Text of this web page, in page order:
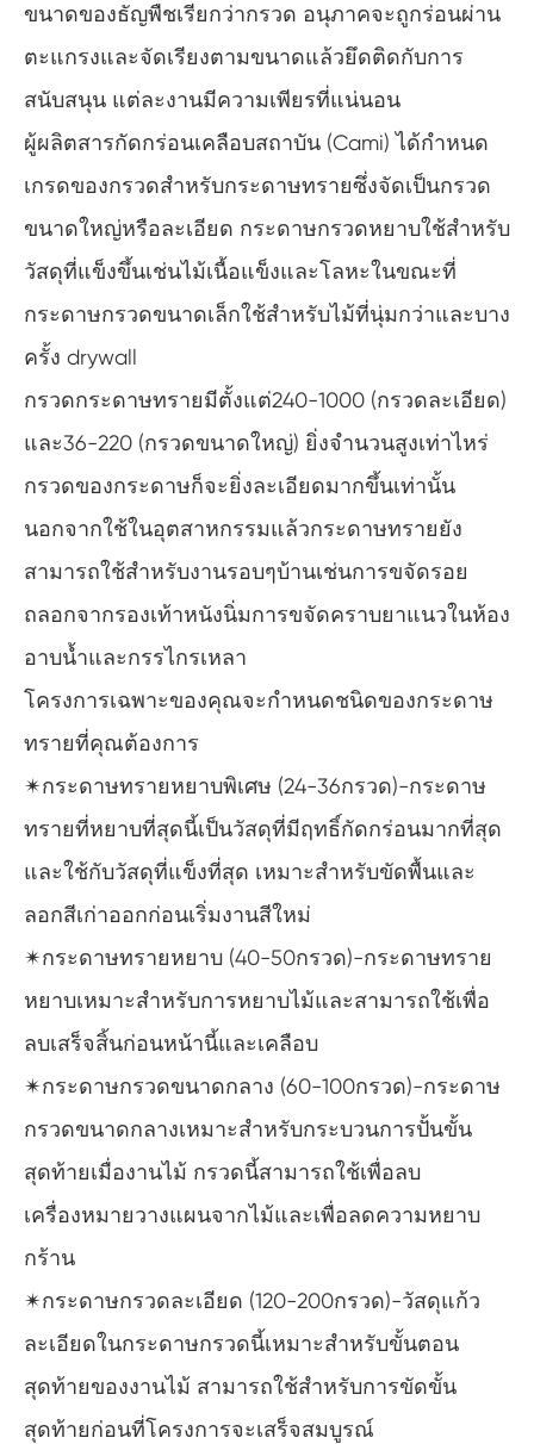
ขนาดของธัญพืชเรียกว่ากรวด อนุภาคจะถูกร่อนผ่าน
ตะแกรงและจัดเรียงตามขนาดแล้วยึดติดกับการ
สนับสนุน แต่ละงานมีความเพียรที่แน่นอน
ผู้ผลิตสารกัดกร่อนเคลือบสถาบัน (Cami) ได้กำหนด
เกรดของกรวดสำหรับกระดาษทรายซึ่งจัดเป็นกรวด
ขนาดใหญ่หรือละเอียด กระดาษกรวดหยาบใช้สำหรับ
วัสดุที่แข็งขึ้นเช่นไม้เนื้อแข็งและโลหะในขณะที่
กระดาษกรวดขนาดเล็กใช้สำหรับไม้ที่นุ่มกว่าและบาง
ครั้ง drywall
กรวดกระดาษทรายมีตั้งแต่240-1000 (กรวดละเอียด)
และ36-220 (กรวดขนาดใหญ่) ยิ่งจำนวนสูงเท่าไหร่
กรวดของกระดาษก็จะยิ่งละเอียดมากขึ้นเท่านั้น
นอกจากใช้ในอุตสาหกรรมแล้วกระดาษทรายยัง
สามารถใช้สำหรับงานรอบๆบ้านเช่นการขจัดรอย
ถลอกจากรองเท้าหนังนิ่มการขจัดคราบยาแนวในห้อง
อาบน้ำและกรรไกรเหลา
โครงการเฉพาะของคุณจะกำหนดชนิดของกระดาษ
ทรายที่คุณต้องการ
✴กระดาษทรายหยาบพิเศษ (24-36กรวด)-กระดาษ
ทรายที่หยาบที่สุดนี้เป็นวัสดุที่มีฤทธิ์กัดกร่อนมากที่สุด
และใช้กับวัสดุที่แข็งที่สุด เหมาะสำหรับขัดพื้นและ
ลอกสีเก่าออกก่อนเริ่มงานสีใหม่
✴กระดาษทรายหยาบ (40-50กรวด)-กระดาษทราย
หยาบเหมาะสำหรับการหยาบไม้และสามารถใช้เพื่อ
ลบเสร็จสิ้นก่อนหน้านี้และเคลือบ
✴กระดาษกรวดขนาดกลาง (60-100กรวด)-กระดาษ
กรวดขนาดกลางเหมาะสำหรับกระบวนการปั้นขั้น
สุดท้ายเมื่องานไม้ กรวดนี้สามารถใช้เพื่อลบ
เครื่องหมายวางแผนจากไม้และเพื่อลดความหยาบ
กร้าน
✴กระดาษกรวดละเอียด (120-200กรวด)-วัสดุแก้ว
ละเอียดในกระดาษกรวดนี้เหมาะสำหรับขั้นตอน
สุดท้ายของงานไม้ สามารถใช้สำหรับการขัดขั้น
สุดท้ายก่อนที่โครงการจะเสร็จสมบูรณ์